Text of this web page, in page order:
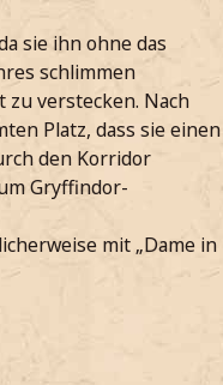
sie ihn ohne das
schlimmen
zu verstecken. Nach
Platz, dass sie einen
den Korridor
Gryffindor-
mit „Dame in